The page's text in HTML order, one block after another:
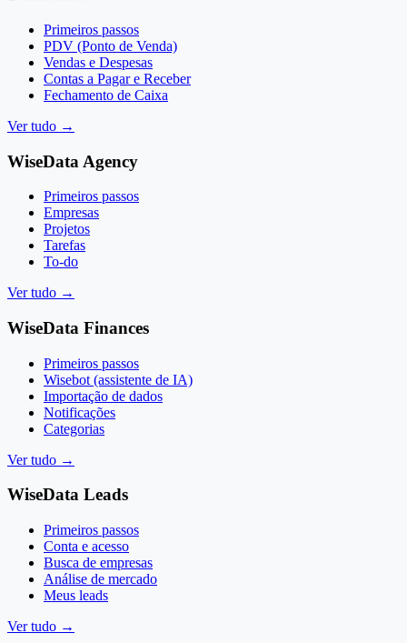
Primeiros passos
PDV (Ponto de Venda)
Vendas e Despesas
Contas a Pagar e Receber
Fechamento de Caixa
Ver tudo →
WiseData Agency
Primeiros passos
Empresas
Projetos
Tarefas
To-do
Ver tudo →
WiseData Finances
Primeiros passos
Wisebot (assistente de IA)
Importação de dados
Notificações
Categorias
Ver tudo →
WiseData Leads
Primeiros passos
Conta e acesso
Busca de empresas
Análise de mercado
Meus leads
Ver tudo →